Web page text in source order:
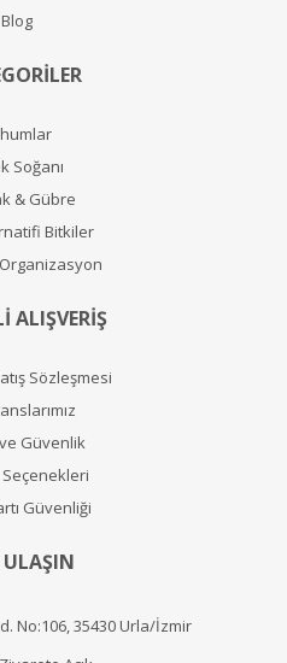
Blog
Soğanı
& Gübre
Bitkiler
ALIŞVERİŞ
Sözleşmesi
Güvenlik
Güvenliği
ULAŞIN
No:106, 35430 Urla/İzmir